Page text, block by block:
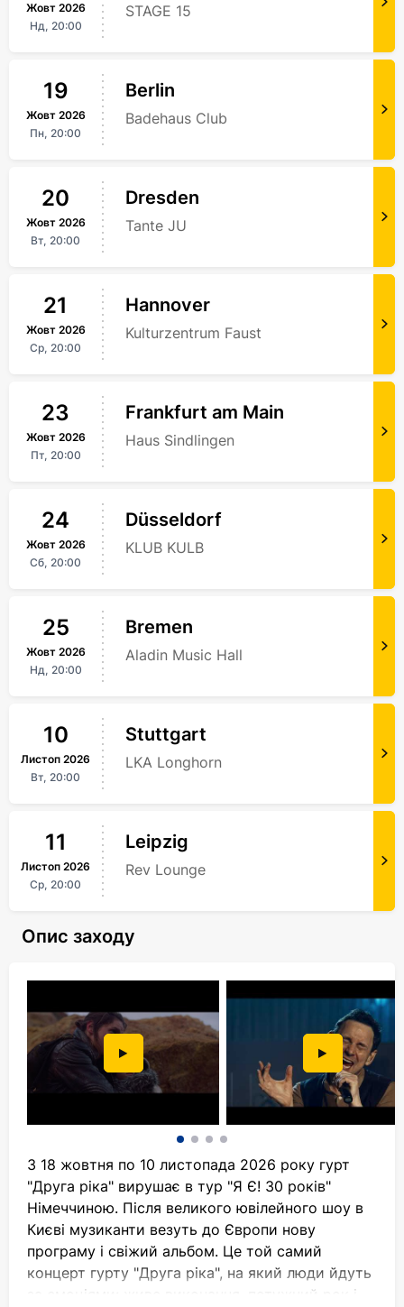
Жовт 2026
Нд, 20:00
STAGE 15
19
Жовт 2026
Пн, 20:00
Berlin
Badehaus Club
20
Жовт 2026
Вт, 20:00
Dresden
Tante JU
21
Жовт 2026
Ср, 20:00
Hannover
Kulturzentrum Faust
23
Жовт 2026
Пт, 20:00
Frankfurt am Main
Haus Sindlingen
24
Жовт 2026
Сб, 20:00
Düsseldorf
KLUB KULB
25
Жовт 2026
Нд, 20:00
Bremen
Aladin Music Hall
10
Листоп 2026
Вт, 20:00
Stuttgart
LKA Longhorn
11
Листоп 2026
Ср, 20:00
Leipzig
Rev Lounge
Опис заходу
З 18 жовтня по 10 листопада 2026 року гурт
"Друга ріка" вирушає в тур "Я Є! 30 років"
Німеччиною. Після великого ювілейного шоу в
Києві музиканти везуть до Європи нову
програму і свіжий альбом. Це той самий
концерт гурту "Друга ріка", на який люди йдуть
за емоціями: живе виконання, потужний рок і